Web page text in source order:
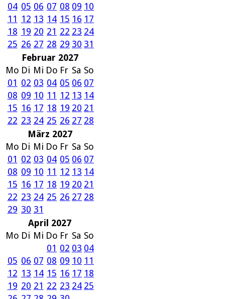
04 05 06 07 08 09 10
11 12 13 14 15 16 17
18 19 20 21 22 23 24
25 26 27 28 29 30 31
Februar 2027
Mo Di Mi Do Fr Sa So
01 02 03 04 05 06 07
08 09 10 11 12 13 14
15 16 17 18 19 20 21
22 23 24 25 26 27 28
März 2027
Mo Di Mi Do Fr Sa So
01 02 03 04 05 06 07
08 09 10 11 12 13 14
15 16 17 18 19 20 21
22 23 24 25 26 27 28
29 30 31
April 2027
Mo Di Mi Do Fr Sa So
01 02 03 04
05 06 07 08 09 10 11
12 13 14 15 16 17 18
19 20 21 22 23 24 25